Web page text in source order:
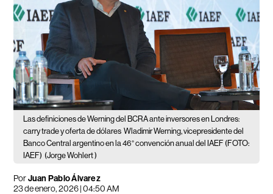
Las definiciones de Werning del BCRA ante inversores en Londres:
carry trade y oferta de dólares Wladimir Werning, vicepresidente del
Banco Central argentino en la 46° convención anual del IAEF (FOTO:
IAEF) (Jorge Wohlert )
PorJuan Pablo Álvarez
23 de enero, 2026 | 04:50 AM